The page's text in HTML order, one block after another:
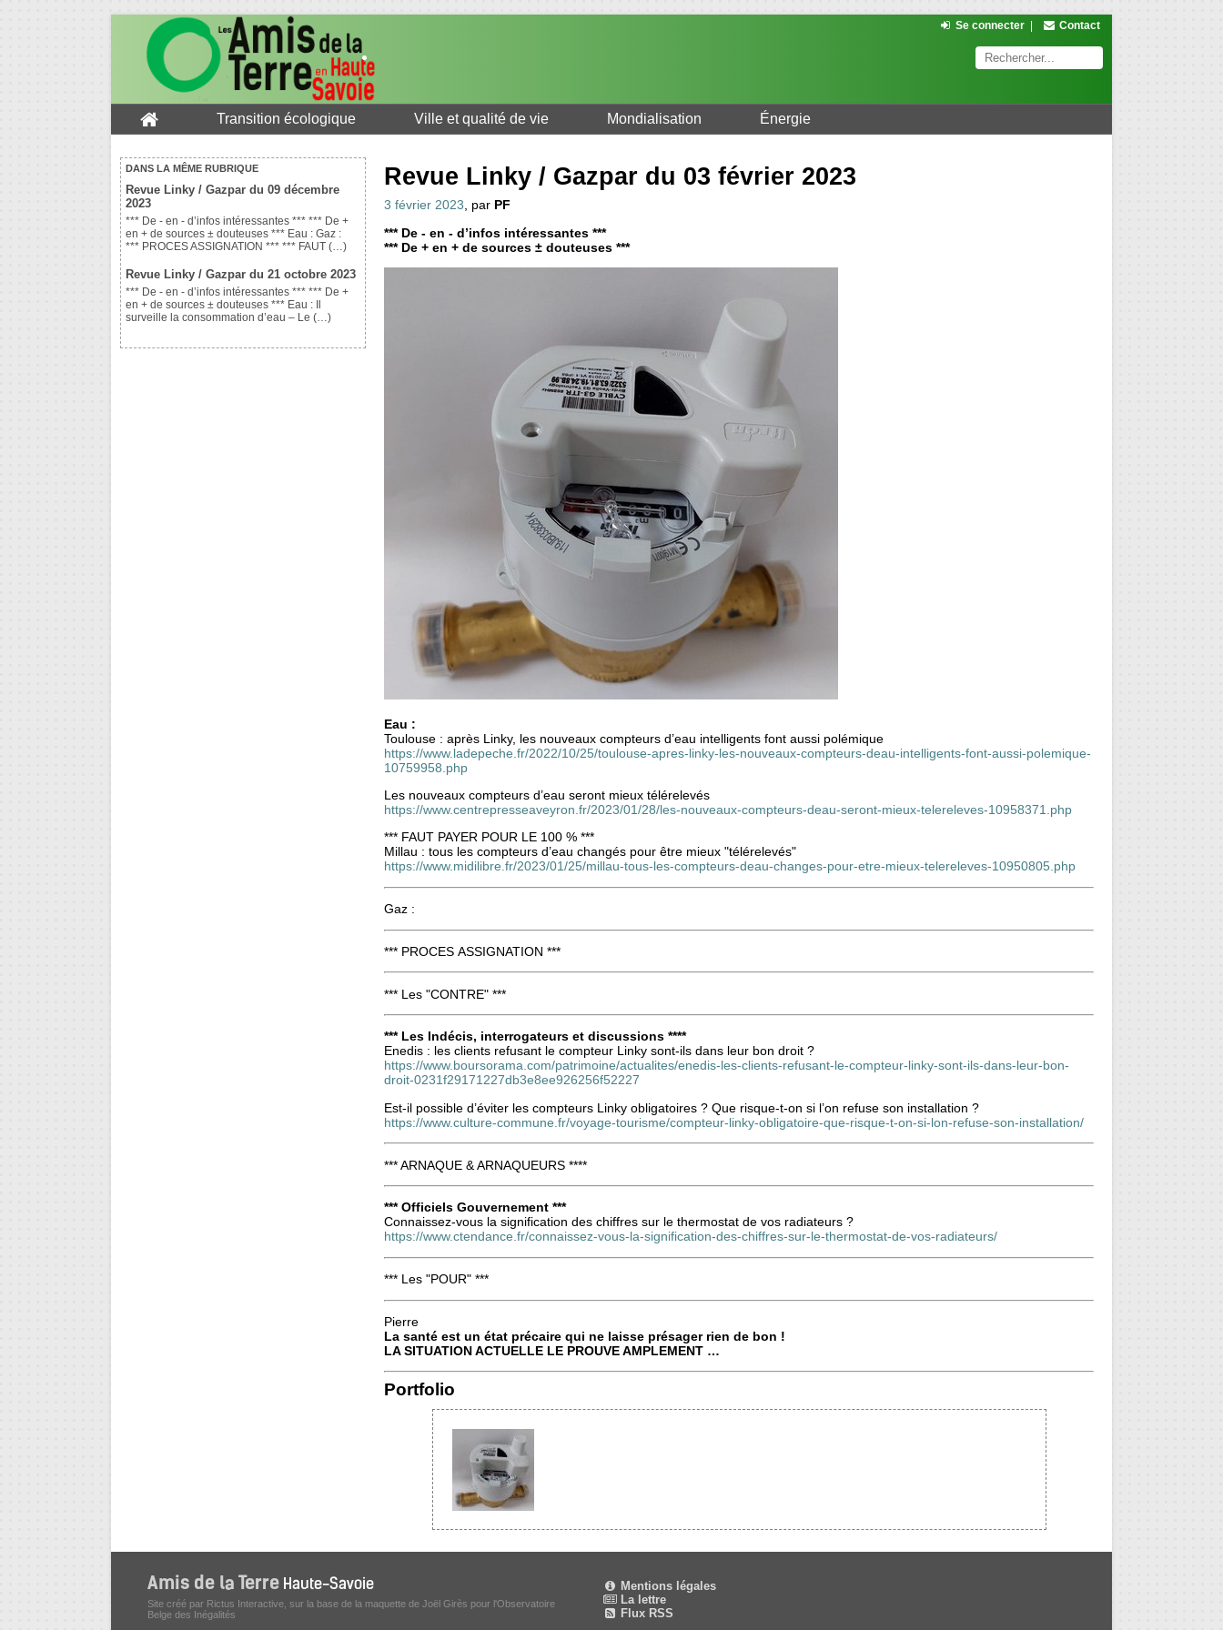
Se connecter Contact
Transition écologique Ville et qualité de vie Mondialisation Énergie
DANS LA MÊME RUBRIQUE
Revue Linky / Gazpar du 09 décembre
2023
*** De - en - d’infos intéressantes *** *** De +
en + de sources ± douteuses *** Eau : Gaz :
*** PROCES ASSIGNATION *** *** FAUT (…)
Revue Linky / Gazpar du 21 octobre 2023
*** De - en - d’infos intéressantes *** *** De +
en + de sources ± douteuses *** Eau : Il
surveille la consommation d’eau – Le (…)
Revue Linky / Gazpar du 03 février 2023
3 février 2023, par PF
*** De - en - d’infos intéressantes ***
*** De + en + de sources ± douteuses ***
Eau :
Toulouse : après Linky, les nouveaux compteurs d’eau intelligents font aussi polémique
https://www.ladepeche.fr/2022/10/25/toulouse-apres-linky-les-nouveaux-compteurs-deau-intelligents-font-aussi-polemique-
10759958.php
Les nouveaux compteurs d’eau seront mieux télérelevés
https://www.centrepresseaveyron.fr/2023/01/28/les-nouveaux-compteurs-deau-seront-mieux-telereleves-10958371.php
*** FAUT PAYER POUR LE 100 % ***
Millau : tous les compteurs d’eau changés pour être mieux "télérelevés"
https://www.midilibre.fr/2023/01/25/millau-tous-les-compteurs-deau-changes-pour-etre-mieux-telereleves-10950805.php
Gaz :
*** PROCES ASSIGNATION ***
*** Les "CONTRE" ***
*** Les Indécis, interrogateurs et discussions ****
Enedis : les clients refusant le compteur Linky sont-ils dans leur bon droit ?
https://www.boursorama.com/patrimoine/actualites/enedis-les-clients-refusant-le-compteur-linky-sont-ils-dans-leur-bon-
droit-0231f29171227db3e8ee926256f52227
Est-il possible d’éviter les compteurs Linky obligatoires ? Que risque-t-on si l’on refuse son installation ?
https://www.culture-commune.fr/voyage-tourisme/compteur-linky-obligatoire-que-risque-t-on-si-lon-refuse-son-installation/
*** ARNAQUE & ARNAQUEURS ****
*** Officiels Gouvernement ***
Connaissez-vous la signification des chiffres sur le thermostat de vos radiateurs ?
https://www.ctendance.fr/connaissez-vous-la-signification-des-chiffres-sur-le-thermostat-de-vos-radiateurs/
*** Les "POUR" ***
Pierre
La santé est un état précaire qui ne laisse présager rien de bon !
LA SITUATION ACTUELLE LE PROUVE AMPLEMENT …
Portfolio
Site créé par Rictus Interactive, sur la base de la maquette de Joël Girès pour l'Observatoire
Belge des Inégalités
Mentions légales
La lettre
Flux RSS